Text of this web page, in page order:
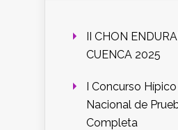
II CHON
CUENCA 2025
I Concurso
Nacional de
Completa